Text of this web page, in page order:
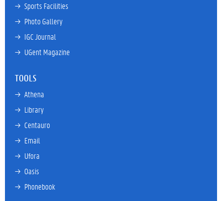
→ Sports Facilities
→ Photo Gallery
→ IGC Journal
→ UGent Magazine
TOOLS
→ Athena
→ Library
→ Centauro
→ Email
→ Ufora
→ Oasis
→ Phonebook